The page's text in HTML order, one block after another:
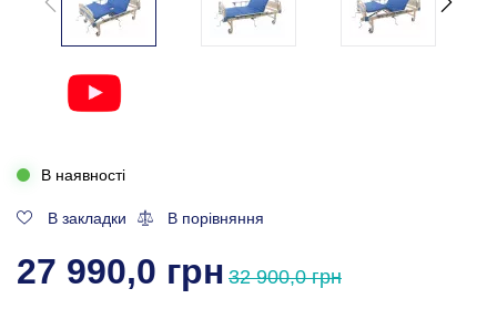
В наявності
В закладки В порівняння
27 990,0 грн 32 900,0 грн